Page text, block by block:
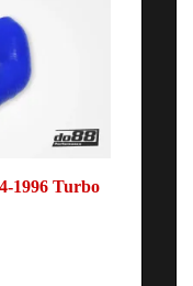
1996 Turbo